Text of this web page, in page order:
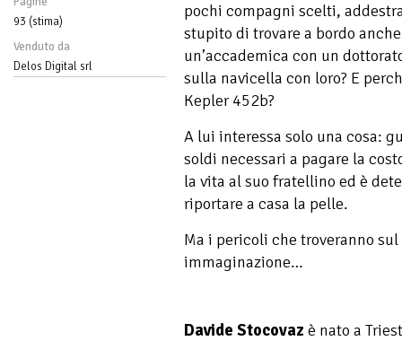
93 (stima)
Venduto da
Delos Digital srl
pochi compagni scelti,
stupito di trovare a bordo
un’accademica con un
sulla navicella con loro? E
Kepler 452b?
A lui interessa solo una cosa:
soldi necessari a pagare la
la vita al suo fratellino ed è
riportare a casa la pelle.
Ma i pericoli che troveranno
immaginazione…
Davide Stocovaz è nato a